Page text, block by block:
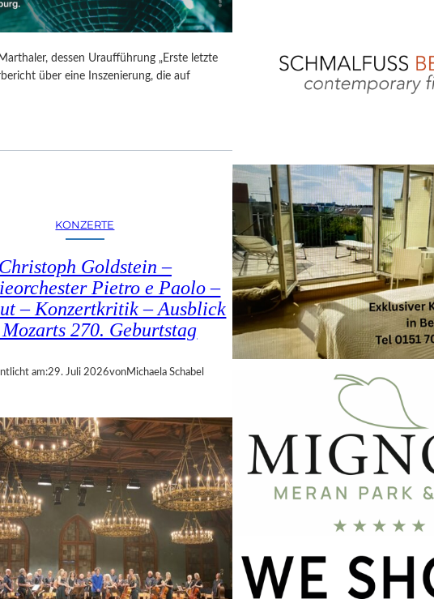
dessen Uraufführung „Erste letzte
über eine Inszenierung, die auf
KONZERTE
Christoph Goldstein –
Pietro e Paolo –
– Konzertkritik – Ausblick
270. Geburtstag
am:29. Juli 2026vonMichaela Schabel